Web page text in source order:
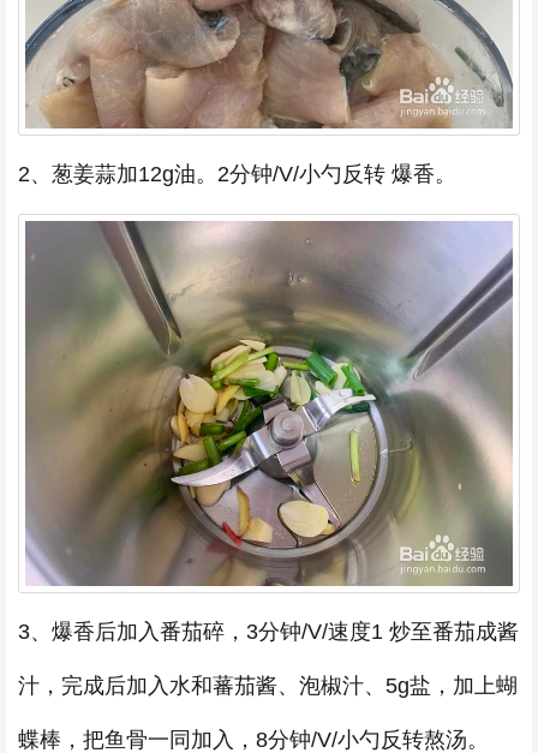
2、葱姜蒜加12g油。2分钟/V/小勺反转 爆香。
3、爆香后加入番茄碎，3分钟/V/速度1 炒至番茄成酱
汁，完成后加入水和蕃茄酱、泡椒汁、5g盐，加上蝴
蝶棒，把鱼骨一同加入，8分钟/V/小勺反转熬汤。